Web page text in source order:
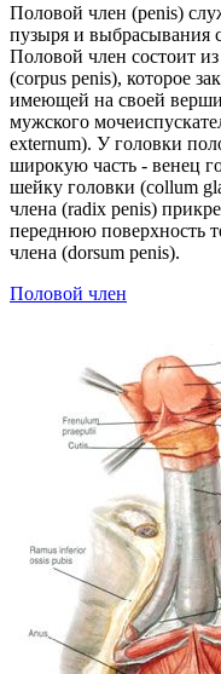
Половой член (penis)
пузыря и
Половой член состоит
(corpus penis), которое
имеющей на своей
мужского
externum). У головки
широкую часть - венец
шейку головки (collum
члена (radix penis)
переднюю поверхность
члена (dorsum penis).
Половой член